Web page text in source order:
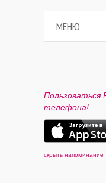
МЕНЮ
ПАРТНЕРАМ
КОНТАКТЫ
Пользоваться
телефона!
скрыть напоминание